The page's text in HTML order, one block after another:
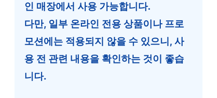
인 매장에서 사용 가능합니다.
다만, 일부 온라인 전용 상품이나 프로
모션에는 적용되지 않을 수 있으니, 사
용 전 관련 내용을 확인하는 것이 좋습
니다.